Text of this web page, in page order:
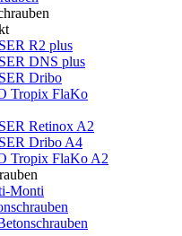
R2 plus
DNS plus
Dribo
Tropix FlaKo
Retinox A2
Dribo A4
Tropix FlaKo A2
Monti